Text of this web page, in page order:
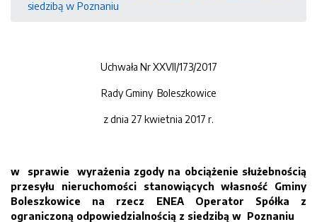
siedzibą w Poznaniu
Uchwała Nr XXVII/173/2017
Rady Gminy Boleszkowice
z dnia 27 kwietnia 2017 r.
w sprawie wyrażenia zgody na obciążenie służebnością
przesyłu nieruchomości stanowiących własność Gminy
Boleszkowice na rzecz ENEA Operator Spółka z
ograniczoną odpowiedzialnością z siedzibą w Poznaniu